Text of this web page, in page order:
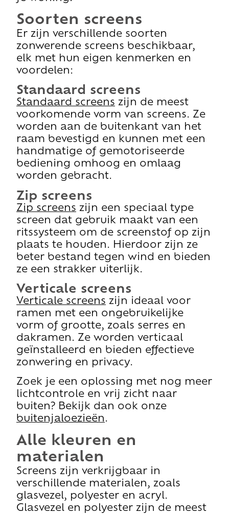
Soorten screens
Er zijn verschillende soorten
zonwerende screens beschikbaar,
elk met hun eigen kenmerken en
voordelen:
Standaard screens
Standaard screens zijn de meest
voorkomende vorm van screens. Ze
worden aan de buitenkant van het
raam bevestigd en kunnen met een
handmatige of gemotoriseerde
bediening omhoog en omlaag
worden gebracht.
Zip screens
Zip screens zijn een speciaal type
screen dat gebruik maakt van een
ritssysteem om de screenstof op zijn
plaats te houden. Hierdoor zijn ze
beter bestand tegen wind en bieden
ze een strakker uiterlijk.
Verticale screens
Verticale screens zijn ideaal voor
ramen met een ongebruikelijke
vorm of grootte, zoals serres en
dakramen. Ze worden verticaal
geïnstalleerd en bieden effectieve
zonwering en privacy.
Zoek je een oplossing met nog meer
lichtcontrole en vrij zicht naar
buiten? Bekijk dan ook onze
buitenjaloezieën .
Alle kleuren en
materialen
Screens zijn verkrijgbaar in
verschillende materialen, zoals
glasvezel, polyester en acryl.
Glasvezel en polyester zijn de meest